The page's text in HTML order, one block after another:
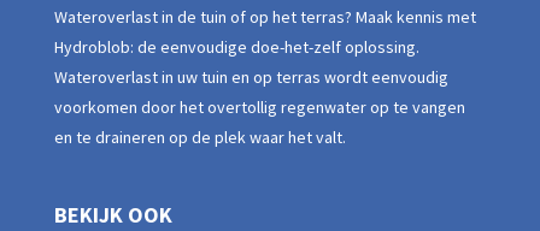
Wateroverlast in de tuin of op het terras? Maak kennis met
Hydroblob: de eenvoudige doe-het-zelf oplossing.
Wateroverlast in uw tuin en op terras wordt eenvoudig
voorkomen door het overtollig regenwater op te vangen
en te draineren op de plek waar het valt.
BEKIJK OOK